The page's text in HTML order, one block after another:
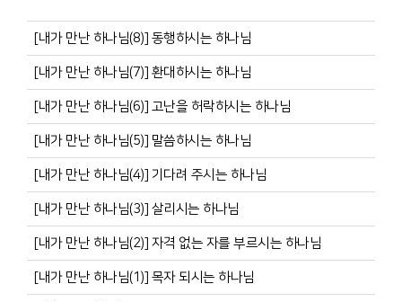
[내가 만난 하나님(8)] 동행하시는 하나님
[내가 만난 하나님(7)] 환대하시는 하나님
[내가 만난 하나님(6)] 고난을 허락하시는 하나님
[내가 만난 하나님(5)] 말씀하시는 하나님
[내가 만난 하나님(4)] 기다려 주시는 하나님
[내가 만난 하나님(3)] 살리시는 하나님
[내가 만난 하나님(2)] 자격 없는 자를 부르시는 하나님
[내가 만난 하나님(1)] 목자 되시는 하나님